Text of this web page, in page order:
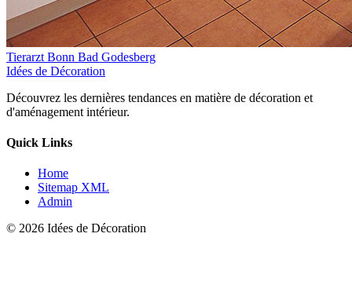
Tierarzt Bonn Bad Godesberg
Idées de Décoration
Découvrez les dernières tendances en matière de décoration et
d'aménagement intérieur.
Quick Links
Home
Sitemap XML
Admin
© 2026 Idées de Décoration